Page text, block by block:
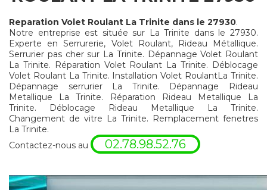
Reparation Volet Roulant La Trinite dans le 27930.
Notre entreprise est située sur La Trinite dans le 27930.
Experte en Serrurerie, Volet Roulant, Rideau Métallique.
Serrurier pas cher sur La Trinite. Dépannage Volet Roulant
La Trinite. Réparation Volet Roulant La Trinite. Déblocage
Volet Roulant La Trinite. Installation Volet RoulantLa Trinite.
Dépannage serrurier La Trinite. Dépannage Rideau
Metallique La Trinite. Réparation Rideau Metallique La
Trinite. Déblocage Rideau Metallique La Trinite.
Changement de vitre La Trinite. Remplacement fenetres
La Trinite.
Contactez-nous au
02.78.98.52.76